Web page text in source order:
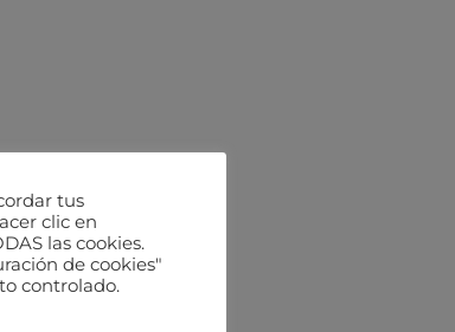
tus
clic en
las cookies.
de cookies"
controlado.